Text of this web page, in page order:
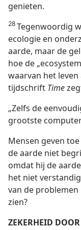
genieten.
28Tegenwoordig
ecologie en
aarde, maar de
hoe de
waarvan het
tijdschrift Time
„Zelfs de
grootste
Mensen geven
de aarde niet
omdat hij de
het niet
van de problemen
zien?
ZEKERHEID